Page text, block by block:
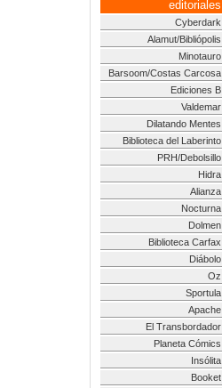
editoriales
Cyberdark
Alamut/Bibliópolis
Minotauro
Barsoom/Costas Carcosa
Ediciones B
Valdemar
Dilatando Mentes
Biblioteca del Laberinto
PRH/Debolsillo
Hidra
Alianza
Nocturna
Dolmen
Biblioteca Carfax
Diábolo
Oz
Sportula
Apache
El Transbordador
Planeta Cómics
Insólita
Booket